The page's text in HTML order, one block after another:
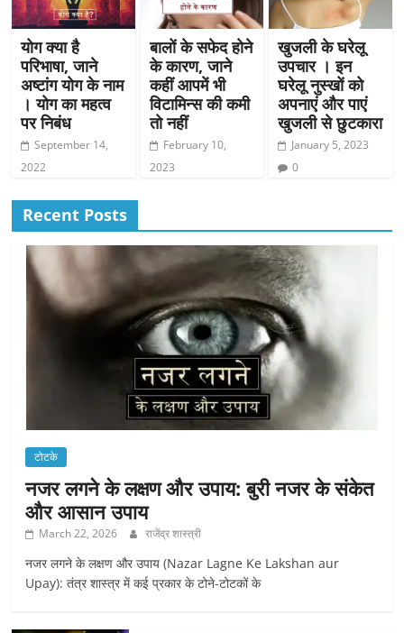
योग क्या है
परिभाषा, जाने
अष्टांग योग के नाम
। योग का महत्व
पर निबंध
September 14,
2022
बालों के सफेद होने
के कारण, जाने
कहीं आपमें भी
विटामिन्स की कमी
तो नहीं
February 10,
2023
खुजली के घरेलू
उपचार । इन
घरेलू नुस्खों को
अपनाएं और पाएं
खुजली से छुटकारा
January 5, 2023
0
Recent Posts
टोटके
नजर लगने के लक्षण और उपाय: बुरी नजर के संकेत
और आसान उपाय
March 22, 2026 राजेंद्र शास्त्री
नजर लगने के लक्षण और उपाय (Nazar Lagne Ke Lakshan aur
Upay): तंत्र शास्त्र में कई प्रकार के टोने-टोटकों के